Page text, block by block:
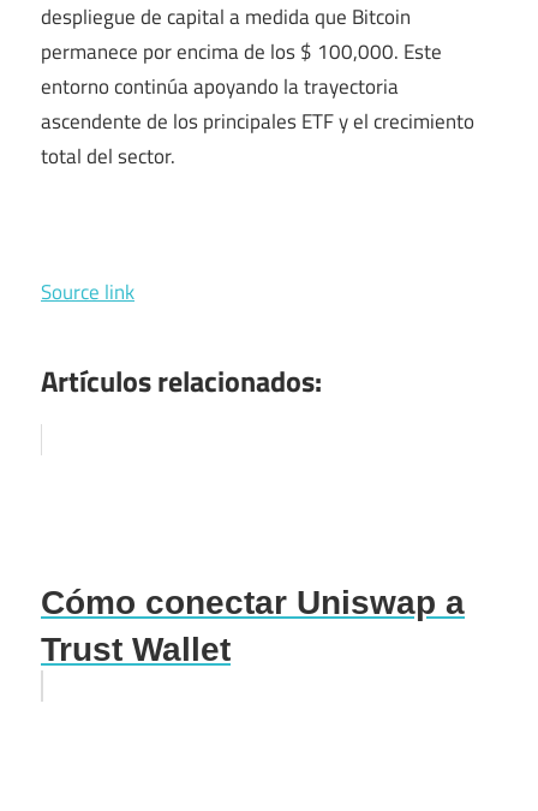
despliegue de capital a medida que Bitcoin
permanece por encima de los $ 100,000. Este
entorno continúa apoyando la trayectoria
ascendente de los principales ETF y el crecimiento
total del sector.
Source link
Artículos relacionados:
Cómo conectar Uniswap a
Trust Wallet